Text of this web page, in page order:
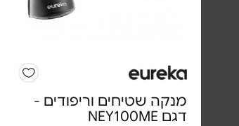
מנקה שטיחים וריפודים -
דגם NEY100ME